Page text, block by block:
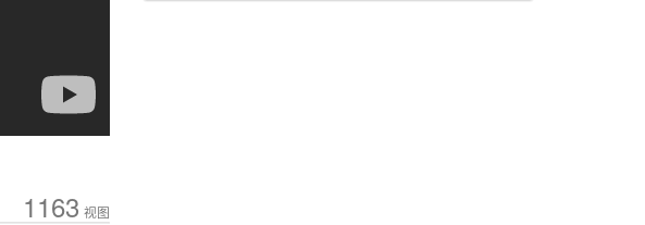
1163 视图